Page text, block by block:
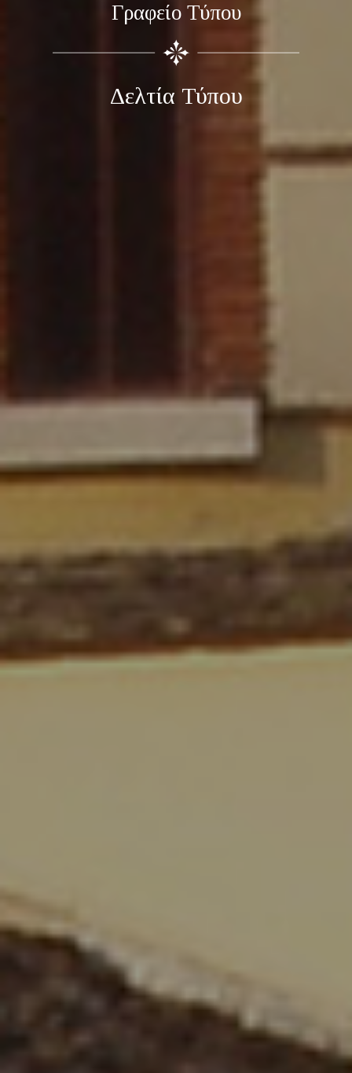
Γραφείο Τύπου
Δελτία Τύπου